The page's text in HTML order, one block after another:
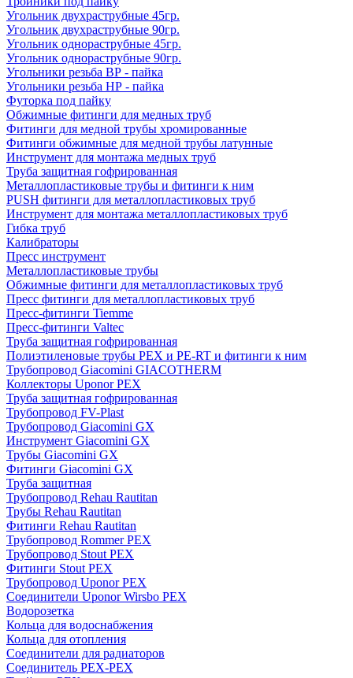
Угольник двухраструбные 45гр.
Угольник двухраструбные 90гр.
Угольник однораструбные 45гр.
Угольник однораструбные 90гр.
Угольники резьба ВР - пайка
Угольники резьба НР - пайка
Футорка под пайку
Обжимные фитинги для медных труб
Фитинги для медной трубы хромированные
Фитинги обжимные для медной трубы латунные
Инструмент для монтажа медных труб
Труба защитная гофрированная
Металлопластиковые трубы и фитинги к ним
PUSH фитинги для металлопластиковых труб
Инструмент для монтажа металлопластиковых труб
Гибка труб
Калибраторы
Пресс инструмент
Металлопластиковые трубы
Обжимные фитинги для металлопластиковых труб
Пресс фитинги для металлопластиковых труб
Пресс-фитинги Tiemme
Пресс-фитинги Valtec
Труба защитная гофрированная
Полиэтиленовые трубы PEX и PE-RT и фитинги к ним
Трубопровод Giacomini GIACOTHERM
Коллекторы Uponor PEX
Труба защитная гофрированная
Трубопровод FV-Plast
Трубопровод Giacomini GX
Инструмент Giacomini GX
Трубы Giacomini GX
Фитинги Giacomini GX
Труба защитная
Трубопровод Rehau Rautitan
Трубы Rehau Rautitan
Фитинги Rehau Rautitan
Трубопровод Rommer PEX
Трубопровод Stout PEX
Фитинги Stout PEX
Трубопровод Uponor PEX
Соединители Uponor Wirsbo PEX
Водорозетка
Кольца для водоснабжения
Кольца для отопления
Соединители для радиаторов
Соединитель PEX-PEX